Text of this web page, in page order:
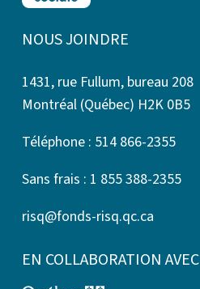
NOUS JOINDRE
1431, rue Fullum, bureau 208
Montréal (Québec) H2K 0B5
Téléphone : 514 866-2355
Sans frais : 1 855 388-2355
risq@fonds-risq.qc.ca
EN COLLABORATION AVEC